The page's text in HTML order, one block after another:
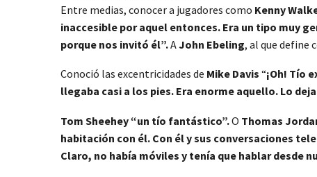
Entre medias, conocer a jugadores como Kenny
inaccesible por aquel entonces. Era un tipo muy
porque nos invitó él”.AJohn Ebeling, al que define
Conoció las excentricidades de Mike Davis “¡Oh! Tío
llegaba casi a los pies. Era enorme aquello. Lo
Tom Sheehey “un tío fantástico”.O Thomas
habitación con él. Con él y sus conversaciones
Claro, no había móviles y tenía que hablar desde